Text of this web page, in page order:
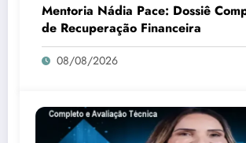
Mentoria Nádia Pace: Dossiê
de Recuperação Financeira
08/08/2026